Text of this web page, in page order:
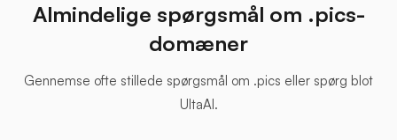
Almindelige spørgsmål om .pics-
domæner
Gennemse ofte stillede spørgsmål om .pics eller spørg blot
UltaAI.